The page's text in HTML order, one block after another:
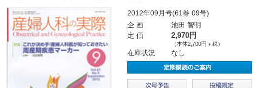
2012年09月号(61巻 09号)
企 画
池田 智明
定 価
2,970円
（本体2,700円＋税）
在庫状況 なし